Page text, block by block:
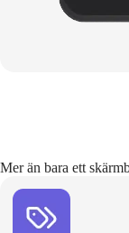
Mer än bara ett